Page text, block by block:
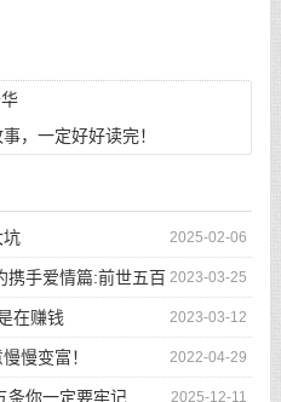
，一定好好读完！
2025-02-06
坑
2023-03-25
携手爱情篇:前世五百
2023-03-12
在赚钱
2022-04-29
慢变富！
2025-12-11
条你一定要牢记